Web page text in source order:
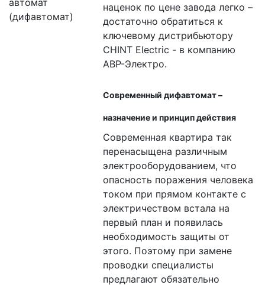
наценок по цене завода легко –
достаточно обратиться к
ключевому дистрибьютору
CHINT Electric - в компанию
АВР-Электро.
Современный дифавтомат –
назначение и принцип действия
Современная квартира так
перенасыщена различным
электрооборудованием, что
опасность поражения человека
током при прямом контакте с
электричеством встала на
первый план и появилась
необходимость защиты от
этого. Поэтому при замене
проводки специалисты
предлагают обязательно